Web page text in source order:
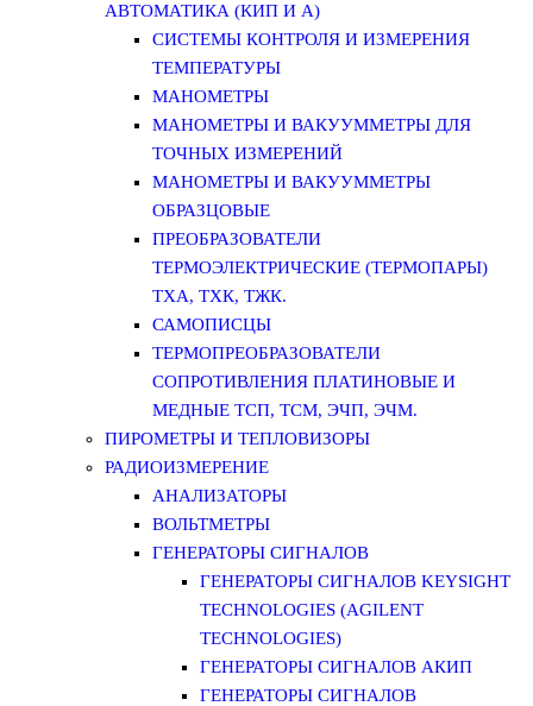
АВТОМАТИКА (КИП И А)
СИСТЕМЫ КОНТРОЛЯ И ИЗМЕРЕНИЯ
ТЕМПЕРАТУРЫ
МАНОМЕТРЫ
МАНОМЕТРЫ И ВАКУУММЕТРЫ ДЛЯ
ТОЧНЫХ ИЗМЕРЕНИЙ
МАНОМЕТРЫ И ВАКУУММЕТРЫ
ОБРАЗЦОВЫЕ
ПРЕОБРАЗОВАТЕЛИ
ТЕРМОЭЛЕКТРИЧЕСКИЕ (ТЕРМОПАРЫ)
ТХА, ТХК, ТЖК.
САМОПИСЦЫ
ТЕРМОПРЕОБРАЗОВАТЕЛИ
СОПРОТИВЛЕНИЯ ПЛАТИНОВЫЕ И
МЕДНЫЕ ТСП, ТСМ, ЭЧП, ЭЧМ.
ПИРОМЕТРЫ И ТЕПЛОВИЗОРЫ
РАДИОИЗМЕРЕНИЕ
АНАЛИЗАТОРЫ
ВОЛЬТМЕТРЫ
ГЕНЕРАТОРЫ СИГНАЛОВ
ГЕНЕРАТОРЫ СИГНАЛОВ KEYSIGHT
TECHNOLOGIES (AGILENT
TECHNOLOGIES)
ГЕНЕРАТОРЫ СИГНАЛОВ АКИП
ГЕНЕРАТОРЫ СИГНАЛОВ